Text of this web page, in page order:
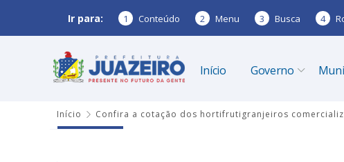
Ir para: 1 Conteúdo 2 Menu 3 Busca 4
Início Governo
Início Confira a cotação dos hortifrutigranjeiros